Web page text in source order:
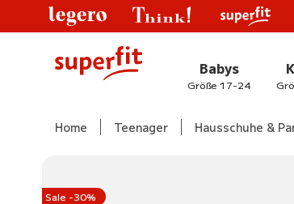
Babys
Größe 17-24
Home Teenager Hausschuhe &
Sale -30%